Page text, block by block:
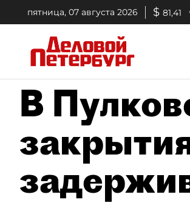
пятница, 07 августа 2026 $ 81,41
В